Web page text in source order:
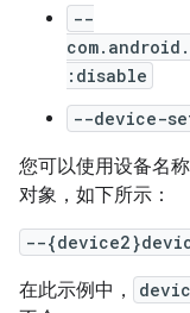
--
:disable
--device-
您可以使用设备名
对象，如下所示：
--
在此示例中，